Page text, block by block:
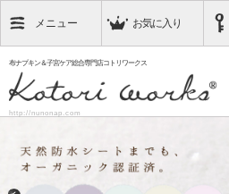
布ナプキン＆子宮ケア総合専門店コトリワークス
http://nunonap.com
メニュー お気に入り